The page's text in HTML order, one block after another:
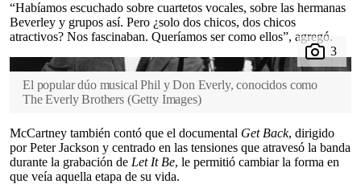
“Habíamos escuchado sobre cuartetos vocales, sobre las hermanas
Beverley y grupos así. Pero ¿solo dos chicos, dos chicos
atractivos? Nos fascinaban. Queríamos ser como ellos”, agregó.
El popular dúo musical Phil y Don Everly, conocidos como
The Everly Brothers (Getty Images)
McCartney también contó que el documental Get Back, dirigido
por Peter Jackson y centrado en las tensiones que atravesó la banda
durante la grabación de Let It Be, le permitió cambiar la forma en
que veía aquella etapa de su vida.